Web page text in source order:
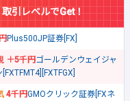
取引レベルでGet！
Plus500JP証券[FX]
＋5千円ゴールデンウェイジャ
4千円GMOクリック証券[FXネ